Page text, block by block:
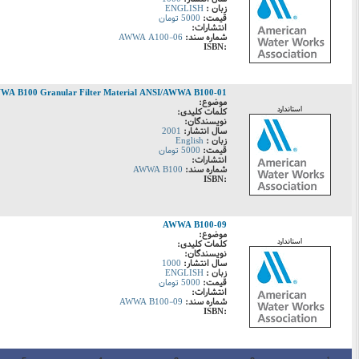
زبان : ENGLISH
قیمت: 5000 تومان
انتشارات:
شماره سند: AWWA A100-06
:ISBN
استاندارد
B100 Granular Filter Material ANSI/AWWA B100-01
موضوع:
کلمات کلیدی:
نویسندگان:
سال انتشار: 2001
زبان : English
قیمت: 5000 تومان
انتشارات:
شماره سند: AWWA B100
:ISBN
استاندارد
AWWA B100-09
موضوع:
کلمات کلیدی:
نویسندگان:
سال انتشار: 1000
زبان : ENGLISH
قیمت: 5000 تومان
انتشارات:
شماره سند: AWWA B100-09
:ISBN